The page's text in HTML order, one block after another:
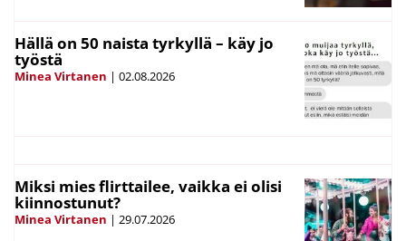
Hällä on 50 naista tyrkyllä – käy jo
työstä
Minea Virtanen | 02.08.2026
Miksi mies flirttailee, vaikka ei olisi
kiinnostunut?
Minea Virtanen | 29.07.2026